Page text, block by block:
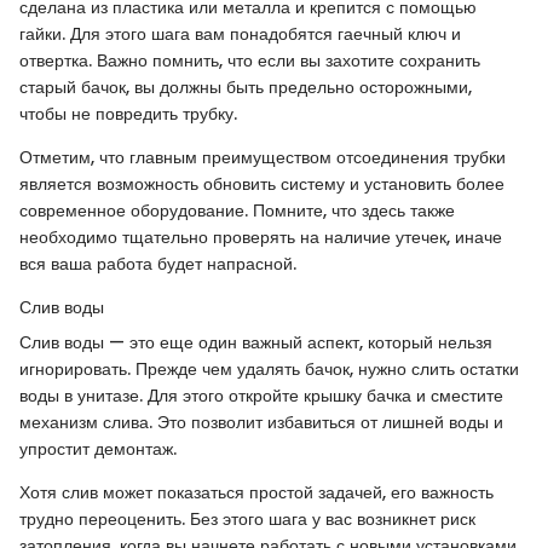
сделана из пластика или металла и крепится с помощью
гайки. Для этого шага вам понадобятся гаечный ключ и
отвертка. Важно помнить, что если вы захотите сохранить
старый бачок, вы должны быть предельно осторожными,
чтобы не повредить трубку.
Отметим, что главным преимуществом отсоединения трубки
является возможность обновить систему и установить более
современное оборудование. Помните, что здесь также
необходимо тщательно проверять на наличие утечек, иначе
вся ваша работа будет напрасной.
Слив воды
Слив воды — это еще один важный аспект, который нельзя
игнорировать. Прежде чем удалять бачок, нужно слить остатки
воды в унитазе. Для этого откройте крышку бачка и сместите
механизм слива. Это позволит избавиться от лишней воды и
упростит демонтаж.
Хотя слив может показаться простой задачей, его важность
трудно переоценить. Без этого шага у вас возникнет риск